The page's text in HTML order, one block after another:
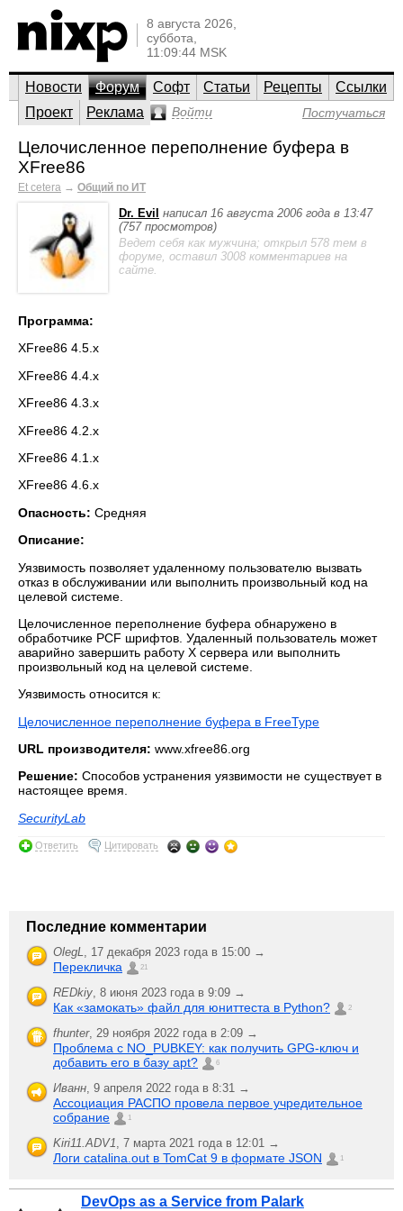
8 августа 2026,
суббота,
11:09:44 MSK
Новости Форум Софт Статьи Рецепты
Ссылки
Проект
Реклама Войти Постучаться
Целочисленное переполнение буфера в
XFree86
Et cetera → Общий по ИТ
Dr. Evil написал 16 августа 2006 года в 13:47
(757 просмотров)
Ведет себя как мужчина; открыл 578 тем в
форуме, оставил 3008 комментариев на
сайте.
Программа:
XFree86 4.5.x
XFree86 4.4.x
XFree86 4.3.x
XFree86 4.2.x
XFree86 4.1.x
XFree86 4.6.x
Опасность: Средняя
Описание:
Уязвимость позволяет удаленному пользователю вызвать
отказ в обслуживании или выполнить произвольный код на
целевой системе.
Целочисленное переполнение буфера обнаружено в
обработчике PCF шрифтов. Удаленный пользователь может
аварийно завершить работу X сервера или выполнить
произвольный код на целевой системе.
Уязвимость относится к:
Целочисленное переполнение буфера в FreeType
URL производителя: www.xfree86.org
Решение: Способов устранения уязвимости не существует в
настоящее время.
SecurityLab
Ответить Цитировать
Последние комментарии
OlegL 17 декабря 2023 года в 15:00 →
Перекличка 21
REDkiy 8 июня 2023 года в 9:09 →
Как «замокать» файл для юниттеста в Python? 2
fhunter, 29 ноября 2022 года в 2:09 →
Проблема с NO_PUBKEY: как получить GPG-ключ и
добавить его в базу apt?
6
Иванн 9 апреля 2022 года в 8:31 →
Ассоциация РАСПО провела первое учредительное
собрание
1
Kiri11.ADV1 7 марта 2021 года в 12:01 →
Логи catalina.out в TomCat 9 в формате JSON 1
DevOps as a Service from Palark